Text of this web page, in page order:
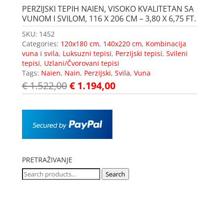
PERZIJSKI TEPIH NAIEN, VISOKO KVALITETAN SA
VUNOM I SVILOM, 116 X 206 CM – 3,80 X 6,75 FT.
SKU: 1452
Categories: 120x180 cm, 140x220 cm, Kombinacija
vuna i svila, Luksuzni tepisi, Perzijski tepisi, Svileni
tepisi, Uzlani/Čvorovani tepisi
Tags: Naien, Nain, Perzijski, Svila, Vuna
€1.522,00€1.194,00
PRETRAŽIVANJE
Search
for:
Search